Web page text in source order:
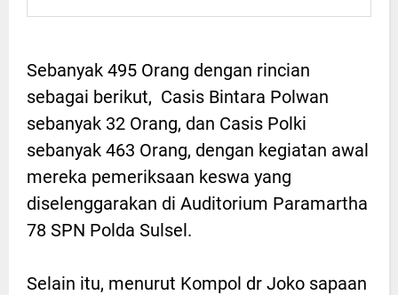
Sebanyak 495 Orang dengan rincian
sebagai berikut, Casis Bintara Polwan
sebanyak 32 Orang, dan Casis Polki
sebanyak 463 Orang, dengan kegiatan awal
mereka pemeriksaan keswa yang
diselenggarakan di Auditorium Paramartha
78 SPN Polda Sulsel.
Selain itu, menurut Kompol dr Joko sapaan